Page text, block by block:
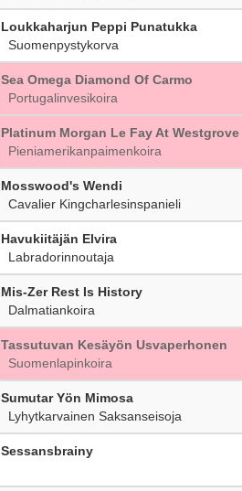
Loukkaharjun Peppi Punatukka
Suomenpystykorva
Sea Omega Diamond Of Carmo
Portugalinvesikoira
Platinum Morgan Le Fay At Westgrove
Pieniamerikanpaimenkoira
Mosswood's Wendi
Cavalier Kingcharlesinspanieli
Havukiitäjän Elvira
Labradorinnoutaja
Mis-Zer Rest Is History
Dalmatiankoira
Tassutuvan Kesäyön Usvaperhonen
Suomenlapinkoira
Sumutar Yön Mimosa
Lyhytkarvainen Saksanseisoja
Sessansbrainy